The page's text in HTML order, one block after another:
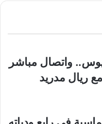
واتصال مباشر
ريال مدريد